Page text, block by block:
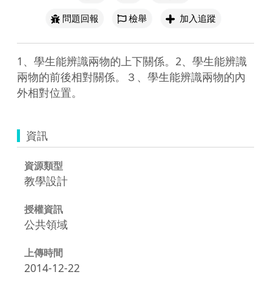
問題回報
檢舉 加入追蹤
1、學生能辨識兩物的上下關係。2、學生能辨識
兩物的前後相對關係。３、學生能辨識兩物的內
外相對位置。
資訊
資源類型
教學設計
授權資訊
公共領域
上傳時間
2014-12-22